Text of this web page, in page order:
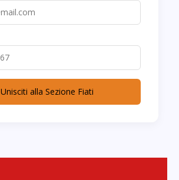
Unisciti alla Sezione Fiati